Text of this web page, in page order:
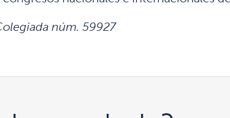
núm. 59927